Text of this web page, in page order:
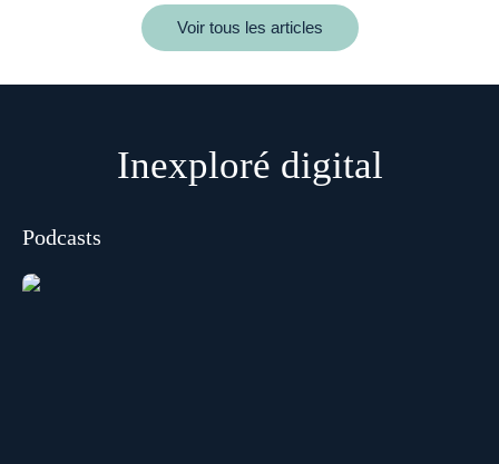
Voir tous les articles
Inexploré digital
Podcasts